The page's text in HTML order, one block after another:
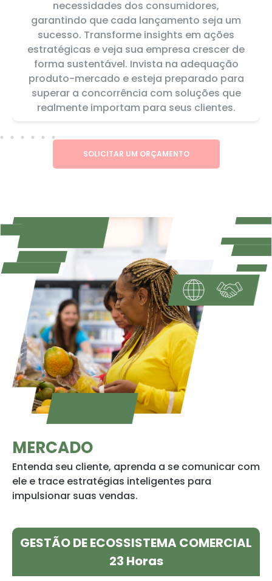
necessidades dos consumidores,
garantindo que cada lançamento seja um
sucesso. Transforme insights em ações
estratégicas e veja sua empresa crescer de
forma sustentável. Invista na adequação
produto-mercado e esteja preparado para
superar a concorrência com soluções que
realmente importam para seus clientes.
SOLICITAR UM ORÇAMENTO
MERCADO
Entenda seu cliente, aprenda a se comunicar com
ele e trace estratégias inteligentes para
impulsionar suas vendas.
GESTÃO DE ECOSSISTEMA COMERCIAL
23 Horas